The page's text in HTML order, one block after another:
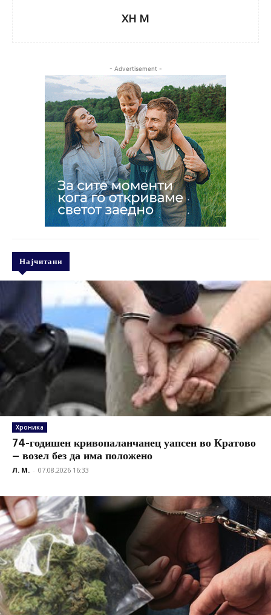
XH M
- Advertisement -
Најчитани
Хроника
74-годишен кривопаланчанец уапсен во Кратово
– возел без да има положено
Л. М. - 07.08.2026 16:33